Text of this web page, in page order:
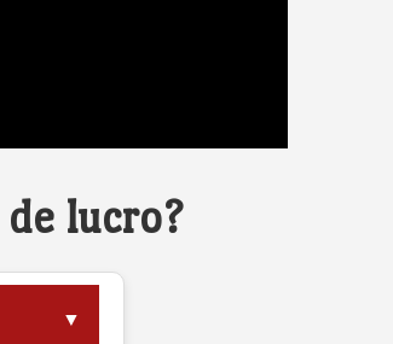
lucro?
▼